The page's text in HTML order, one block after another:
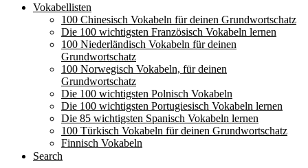
Vokabellisten
100 Chinesisch Vokabeln für deinen Grundwortschatz
Die 100 wichtigsten Französisch Vokabeln lernen
100 Niederländisch Vokabeln für deinen
Grundwortschatz
100 Norwegisch Vokabeln, für deinen
Grundwortschatz
Die 100 wichtigsten Polnisch Vokabeln
Die 100 wichtigsten Portugiesisch Vokabeln lernen
Die 85 wichtigsten Spanisch Vokabeln lernen
100 Türkisch Vokabeln für deinen Grundwortschatz
Finnisch Vokabeln
Search